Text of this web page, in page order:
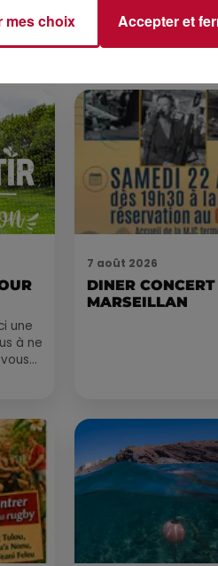
une
à ne
7 août 2026
DINER
MARSEILLAN
mes choix Accepter et